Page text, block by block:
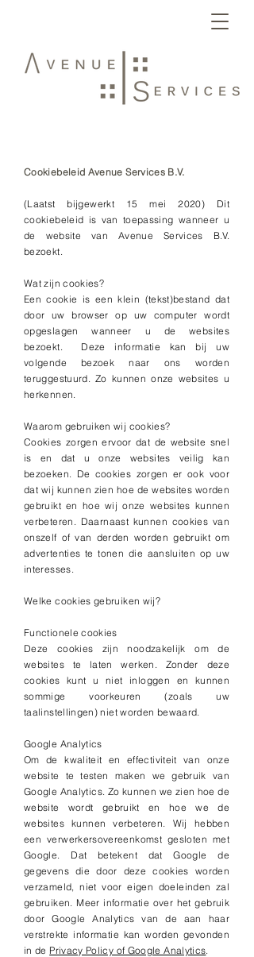
Cookiebeleid Avenue Services B.V.
(Laatst bijgewerkt 15 mei 2020) Dit
cookiebeleid is van toepassing wanneer u
de website van Avenue Services B.V.
bezoekt.
Wat zijn cookies?
Een cookie is een klein (tekst)bestand dat
door uw browser op uw computer wordt
opgeslagen wanneer u de websites
bezoekt. Deze informatie kan bij uw
volgende bezoek naar ons worden
teruggestuurd. Zo kunnen onze websites u
herkennen.
Waarom gebruiken wij cookies?
Cookies zorgen ervoor dat de website snel
is en dat u onze websites veilig kan
bezoeken. De cookies zorgen er ook voor
dat wij kunnen zien hoe de websites worden
gebruikt en hoe wij onze websites kunnen
verbeteren. Daarnaast kunnen cookies van
onszelf of van derden worden gebruikt om
advertenties te tonen die aansluiten op uw
interesses.
Welke cookies gebruiken wij?
Functionele cookies
Deze cookies zijn noodzakelijk om de
websites te laten werken. Zonder deze
cookies kunt u niet inloggen en kunnen
sommige voorkeuren (zoals uw
taalinstellingen) niet worden bewaard.
Google Analytics
Om de kwaliteit en effectiviteit van onze
website te testen maken we gebruik van
Google Analytics. Zo kunnen we zien hoe de
website wordt gebruikt en hoe we de
websites kunnen verbeteren. Wij hebben
een verwerkersovereenkomst gesloten met
Google. Dat betekent dat Google de
gegevens die door deze cookies worden
verzameld, niet voor eigen doeleinden zal
gebruiken. Meer informatie over het gebruik
door Google Analytics van de aan haar
verstrekte informatie kan worden gevonden
in de Privacy Policy of Google Analytics.